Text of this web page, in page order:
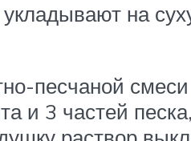
на
песчаной
и 3 частей